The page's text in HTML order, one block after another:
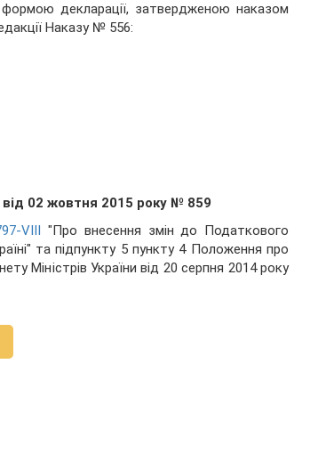
декларації, затвердженою наказом
Наказу № 556:
від 02 жовтня 2015 року № 859
VIII
"Про внесення змін до Податкового
та підпункту 5 пункту 4 Положення про
Міністрів України від 20 серпня 2014 року